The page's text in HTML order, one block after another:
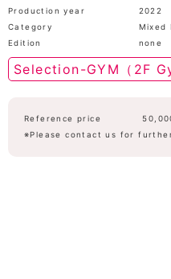
Production year
2022
Category
Mixed
Edition
none
Selection-GYM（2F
Reference price
※Please contact us for